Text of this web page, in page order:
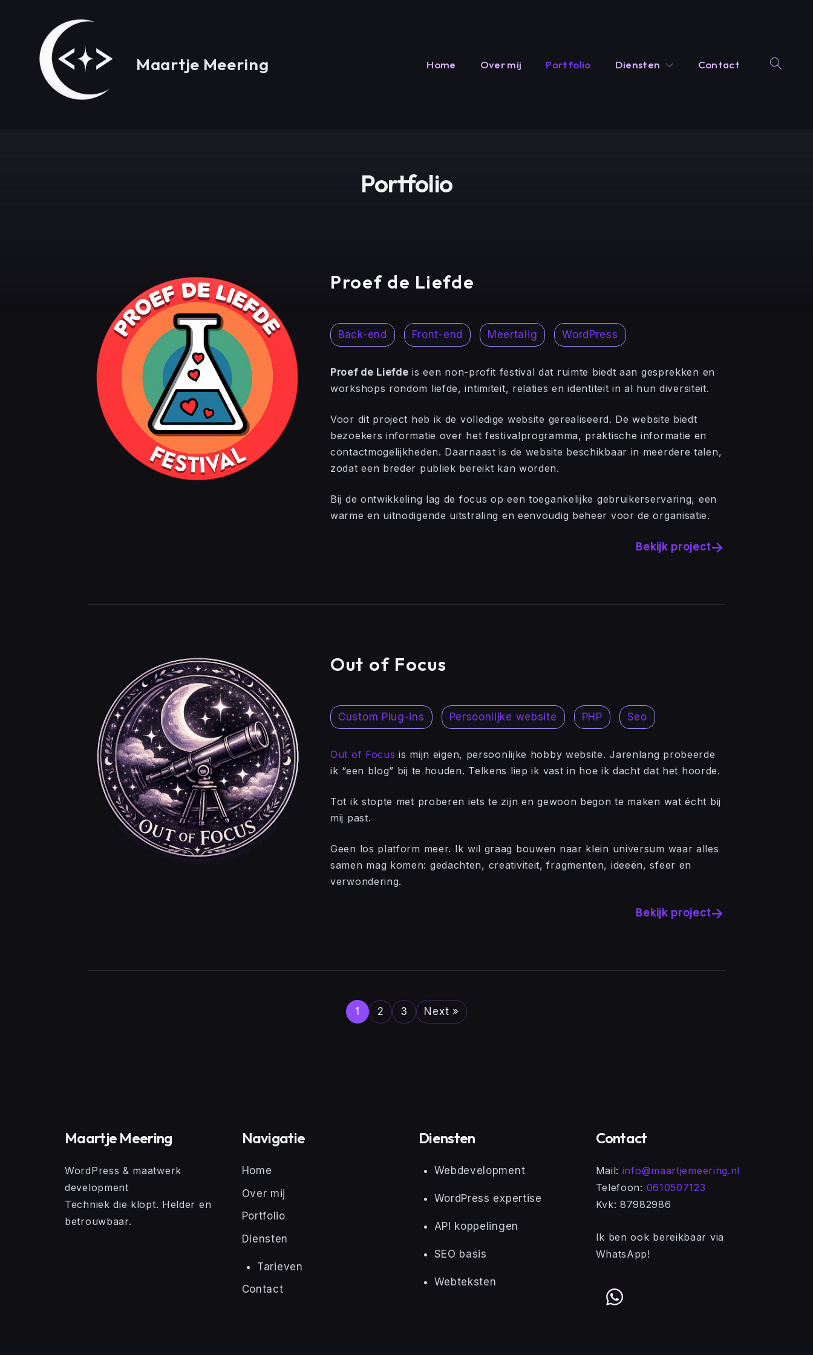
Maartje Meering Home Over mij Portfolio Diensten Contact
Portfolio
Proef de Liefde
Back-end Front-end Meertalig WordPress
Proef de Liefde is een non-profit festival dat ruimte biedt aan gesprekken en
workshops rondom liefde, intimiteit, relaties en identiteit in al hun diversiteit.
Voor dit project heb ik de volledige website gerealiseerd. De website biedt
bezoekers informatie over het festivalprogramma, praktische informatie en
contactmogelijkheden. Daarnaast is de website beschikbaar in meerdere talen,
zodat een breder publiek bereikt kan worden.
Bij de ontwikkeling lag de focus op een toegankelijke gebruikerservaring, een
warme en uitnodigende uitstraling en eenvoudig beheer voor de organisatie.
Bekijk project→
Out of Focus
Custom Plug-ins Persoonlijke website PHP Seo
Out of Focus is mijn eigen, persoonlijke hobby website. Jarenlang probeerde
ik “een blog” bij te houden. Telkens liep ik vast in hoe ik dacht dat het hoorde.
Tot ik stopte met proberen iets te zijn en gewoon begon te maken wat écht bij
mij past.
Geen los platform meer. Ik wil graag bouwen naar klein universum waar alles
samen mag komen: gedachten, creativiteit, fragmenten, ideeën, sfeer en
verwondering.
Bekijk project→
1 2 3 Next »
Maartje Meering
WordPress & maatwerk
development
Techniek die klopt. Helder en
betrouwbaar.
Navigatie
Home
Over mij
Portfolio
Diensten
Tarieven
Contact
Diensten
Webdevelopment
WordPress expertise
API koppelingen
SEO basis
Webteksten
Contact
Mail: info@maartjemeering.nl
Telefoon: 0610507123
Kvk: 87982986
Ik ben ook bereikbaar via
WhatsApp!